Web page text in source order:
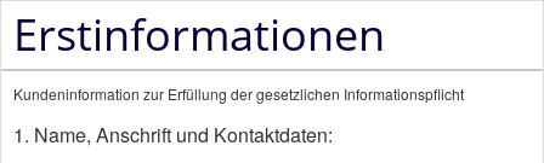
Erstinformationen
Kundeninformation zur Erfüllung der gesetzlichen Informationspflicht
1. Name, Anschrift und Kontaktdaten: